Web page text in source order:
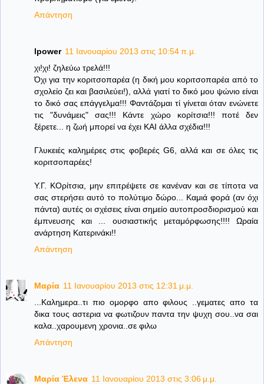
Απάντηση
lpower 11 Ιανουαρίου 2013 στις 10:54 π.μ.
χι!χι! ζηλεύω τρελά!!!
Όχι για την κοριτσοπαρέα (η δική μου κοριτσοπαρέα από το
σχολείο ζει και βασιλεύει!), αλλά γιατί το δικό μου ψώνιο είναι
το δικό σας επάγγελμα!!! Φαντάζομαι τί γίνεται όταν ενώνετε
τις "δυνάμεις" σας!!! Κάντε χώρο κορίτσια!!! ποτέ δεν
ξέρετε... η ζωή μπορεί να έχει ΚΑΙ άλλα σχέδια!!!
Γλυκειές καλημέρες στις φοβερές G6, αλλά και σε όλες τις
κοριτσοπαρέες!
Υ.Γ. ΚΟρίτσια, μην επιτρέψετε σε κανέναν και σε τίποτα να
σας στερήσει αυτό το πολύτιμο δώρο... Καμιά φορά (αν όχι
πάντα) αυτές οι σχέσεις είναι σημείο αυτοπροσδιορισμού και
έμπνευσης και ... ουσιαστικής μεταμόρφωσης!!!! Ωραία
ανάρτηση Κατερινάκι!!
Απάντηση
Μαρία 11 Ιανουαρίου 2013 στις 12:31 μ.μ.
...Kαλημερα..τι πιο ομορφο απο φιλους ..γεματες απο τα
δικα τους αστερια να φωτιζουν παντα την ψυχη σου..να σαι
καλα..χαρουμενη χρονια..σε φιλω
Απάντηση
Μαρία Έλενα 11 Ιανουαρίου 2013 στις 3:06 μ.μ.